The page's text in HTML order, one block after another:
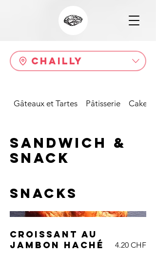
Chailly
Gâteaux et Tartes Pâtisserie Cakes
Sandwich &
snack
Snacks
Croissant au
jambon haché
4.20 CHF